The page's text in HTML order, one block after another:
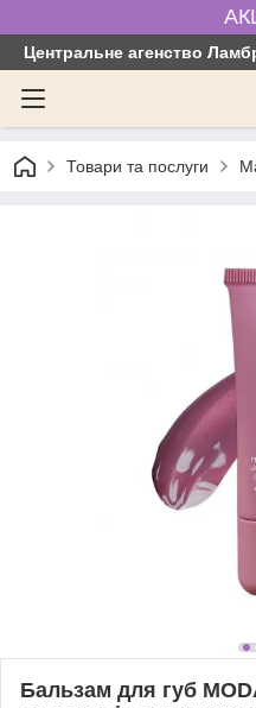
Центральне агенство
Товари та послуги
Бальзам для губ